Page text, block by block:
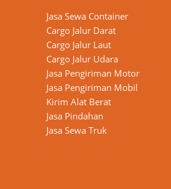
Jasa Sewa Container
Cargo Jalur Darat
Cargo Jalur Laut
Cargo Jalur Udara
Jasa Pengiriman Motor
Jasa Pengiriman Mobil
Kirim Alat Berat
Jasa Pindahan
Jasa Sewa Truk